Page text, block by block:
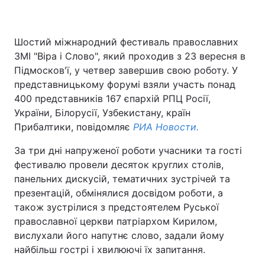
Шостий міжнародний фестиваль православних
ЗМІ "Віра і Слово", який проходив з 23 вересня в
Підмосков'ї, у четвер завершив свою роботу. У
представницькому форумі взяли участь понад
400 представників 167 єпархій РПЦ Росії,
України, Білорусії, Узбекистану, країн
Прибалтики, повідомляє РИА Новости.
За три дні напруженої роботи учасники та гості
фестивалю провели десяток круглих столів,
панельних дискусій, тематичних зустрічей та
презентацій, обмінялися досвідом роботи, а
також зустрілися з предстоятелем Руської
православної церкви патріархом Кирилом,
вислухали його напутнє слово, задали йому
найбільш гострі і хвилюючі їх запитання.